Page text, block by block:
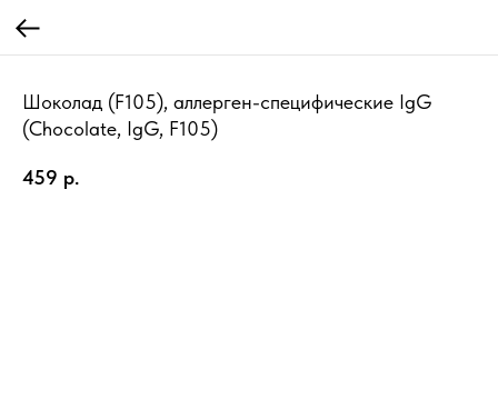
Шоколад (F105), аллерген-специфические IgG
(Chocolate, IgG, F105)
459 р.